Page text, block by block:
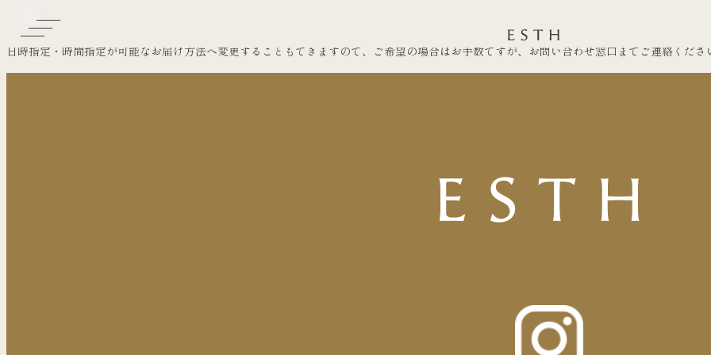
配送業者によって可否が異なっております。
日時指定・時間指定が可能なお届け方法へ変更することもできますので、ご希望の場合はお手数ですが、お問い合わせ窓口までご連絡くださ